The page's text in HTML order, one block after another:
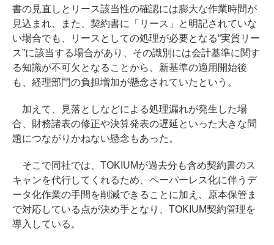
書の見直しとリース該当性の確認には膨大な作業時間が
見込まれ、また、契約書に「リース」と明記されていな
い場合でも、リースとしての処理が必要となる“実質リー
ス”に該当する場合があり、その識別には会計基準に関す
る知識が不可欠となることから、新基準の適用開始後
も、経理部門の負担増加が懸念されていたという。
加えて、見落としなどによる処理漏れが発生した場
合、財務諸表の修正や決算発表の遅延といった大きな問
題につながりかねない懸念もあった。
そこで同社では、TOKIUMが過去分も含め契約書のス
キャンを代行してくれるため、ペーパーレス化に伴うデ
ータ化作業の手間を削減できることに加え、原本保管ま
で対応している点が決め手となり、TOKIUM契約管理を
導入している。